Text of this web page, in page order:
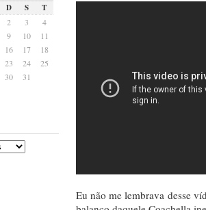
Eu não me lembrava desse
D S
T
2 3
4
9 10
11
16 17
18
23 24
25
30
31